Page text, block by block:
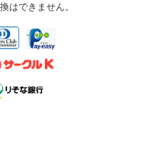
はできません。